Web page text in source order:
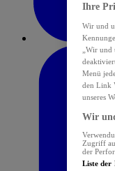
Ihre
Wir und
„Wir
Menü
den Link
unseres
Wir
Zugriff
der
Liste der